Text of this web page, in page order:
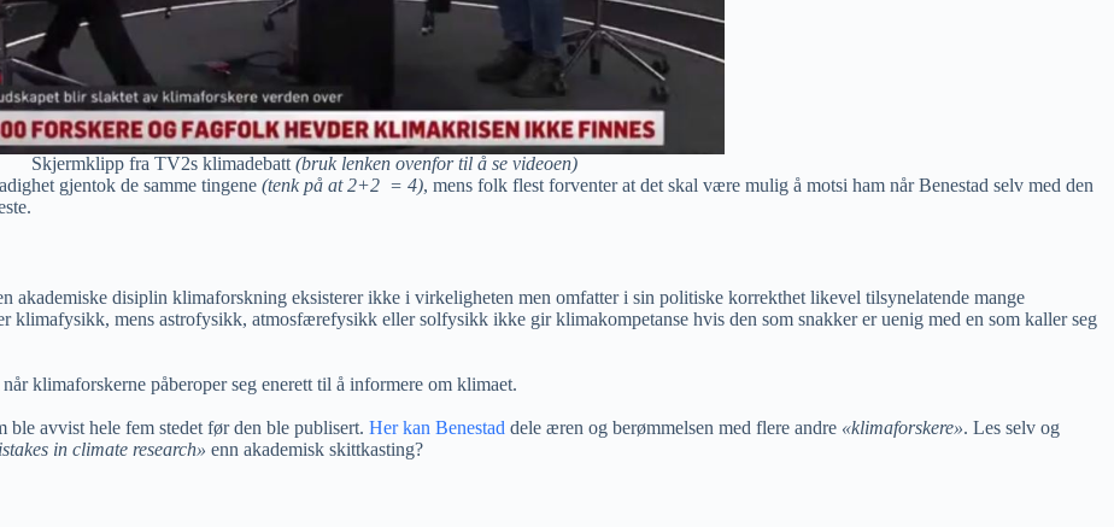
Skjermklipp fra TV2s klimadebatt(bruk lenken ovenfor til å se videoen)
gjentok de samme tingene (tenk på at 2+2 = 4), mens folk flest forventer at det skal være mulig å motsi ham når Benestad selv med den
akademiske disiplin klimaforskning eksisterer ikke i virkeligheten men omfatter i sin politiske korrekthet likevel tilsynelatende mange
klimafysikk, mens astrofysikk, atmosfærefysikk eller solfysikk ikke gir klimakompetanse hvis den som snakker er uenig med en som kaller seg
klimaforskerne påberoper seg enerett til å informere om klimaet.
ble avvist hele fem stedet før den ble publisert. Her kan Benestad dele æren og berømmelsen med flere andre «klimaforskere». Les selv og
in climate research» enn akademisk skittkasting?